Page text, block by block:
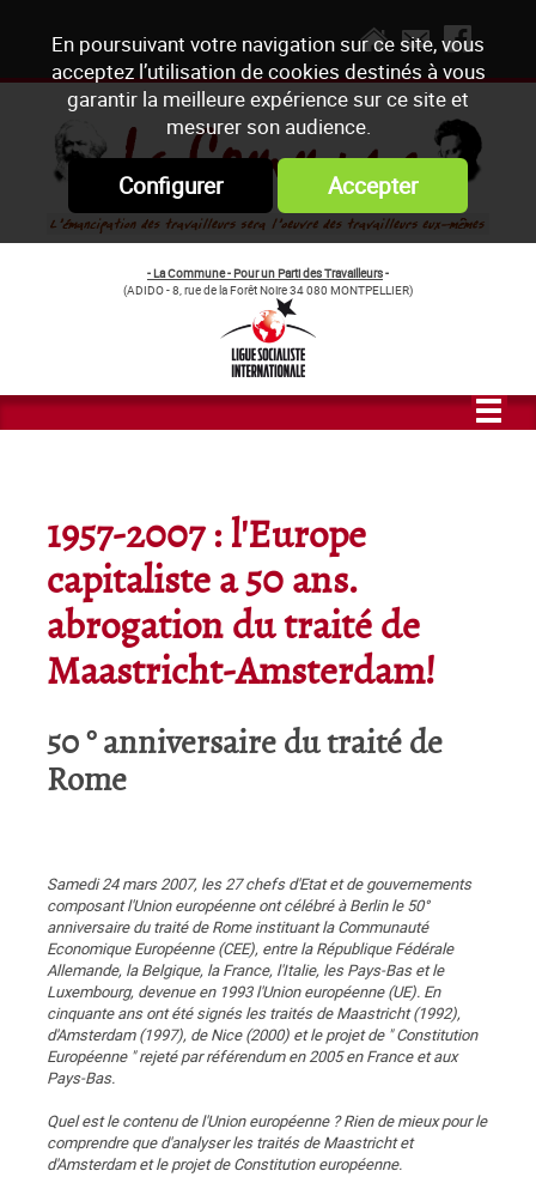
En poursuivant votre navigation sur ce site, vous
acceptez l’utilisation de cookies destinés à vous
garantir la meilleure expérience sur ce site et
mesurer son audience.
Configurer Accepter
- La Commune - Pour un Parti des Travailleurs-
(ADIDO - 8, rue de la Forêt Noire 34 080 MONTPELLIER)
1957-2007 : l'Europe
capitaliste a 50 ans.
abrogation du traité de
Maastricht-Amsterdam!
50 ° anniversaire du traité de
Rome
Samedi 24 mars 2007, les 27 chefs d'Etat et de gouvernements
composant l'Union européenne ont célébré à Berlin le 50°
anniversaire du traité de Rome instituant la Communauté
Economique Européenne (CEE), entre la République Fédérale
Allemande, la Belgique, la France, l'Italie, les Pays-Bas et le
Luxembourg, devenue en 1993 l'Union européenne (UE). En
cinquante ans ont été signés les traités de Maastricht (1992),
d'Amsterdam (1997), de Nice (2000) et le projet de " Constitution
Européenne " rejeté par référendum en 2005 en France et aux
Pays-Bas.
Quel est le contenu de l'Union européenne ? Rien de mieux pour le
comprendre que d'analyser les traités de Maastricht et
d'Amsterdam et le projet de Constitution européenne.